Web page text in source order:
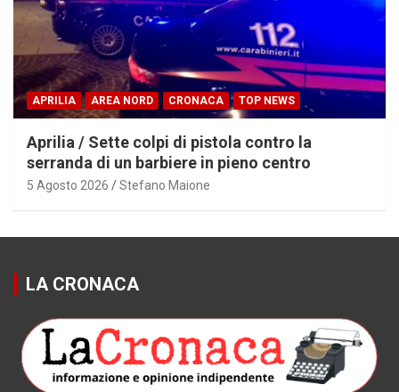
APRILIA AREA NORD CRONACA TOP NEWS
Aprilia / Sette colpi di pistola contro la
serranda di un barbiere in pieno centro
5 Agosto 2026 Stefano Maione
LA CRONACA